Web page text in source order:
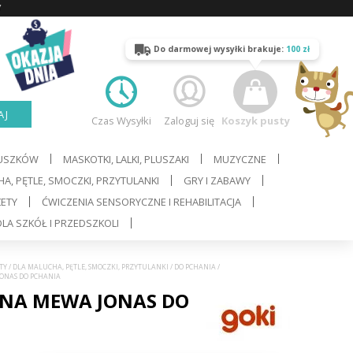
Zaloguj się
Do darmowej wysyłki brakuje: 100 zł
Koszyk pusty
Czas Wysyłki
MASKOTKI, LALKI, PLUSZAKI
MUZYCZNE
PĘTLE, SMOCZKI, PRZYTULANKI
GRY I ZABAWY
ĆWICZENIA SENSORYCZNE I REHABILITACJA
SZKÓŁ I PRZEDSZKOLI
/ DLA MALUCHA, PĘTLE, SMOCZKI, PRZYTULANKI / DO PCHANIA/
DO PCHANIA
MEWA JONAS DO